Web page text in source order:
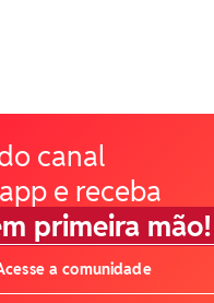
canal
e receba
primeira mão!
a comunidade